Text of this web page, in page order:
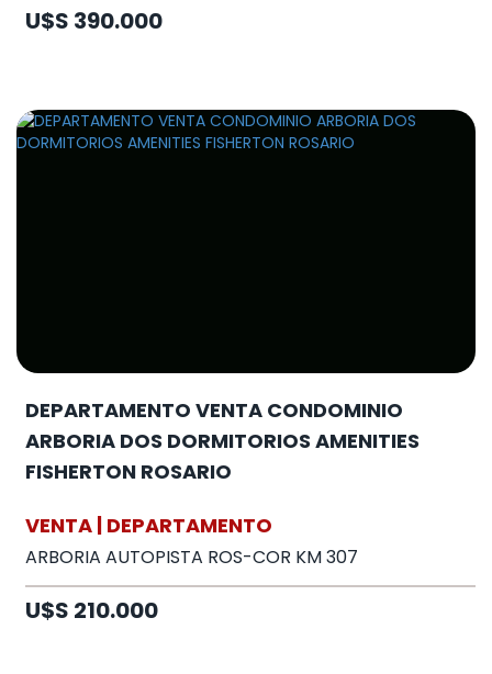
U$S 390.000
DEPARTAMENTO VENTA CONDOMINIO
ARBORIA DOS DORMITORIOS AMENITIES
FISHERTON ROSARIO
VENTA | DEPARTAMENTO
ARBORIA AUTOPISTA ROS-COR KM 307
U$S 210.000